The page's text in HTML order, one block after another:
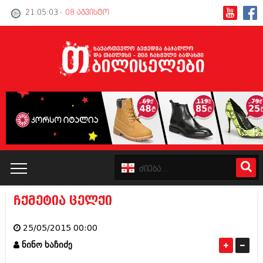
21:05:03 - 08 აგვისტო
კატალოგი
ჩქმეტია ცელქი
25/05/2015 00:00
ნინო ხაჩიძე